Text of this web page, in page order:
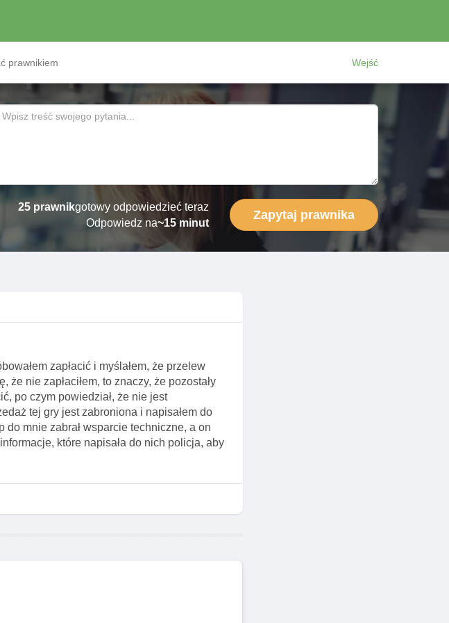
prawnikiem Wejść
25 prawnikgotowy odpowiedzieć teraz
Odpowiedz na~15 minut
Zapytaj prawnika
zapłacić i myślałem, że przelew
że nie zapłaciłem, to znaczy, że pozostały
po czym powiedział, że nie jest
tej gry jest zabroniona i napisałem do
mnie zabrał wsparcie techniczne, a on
które napisała do nich policja, aby